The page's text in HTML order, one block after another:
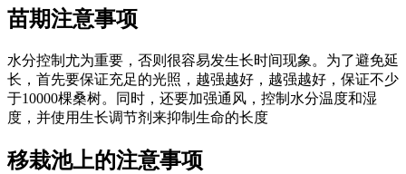
苗期注意事项
水分控制尤为重要，否则很容易发生长时间现象。为了避免延
长，首先要保证充足的光照，越强越好，越强越好，保证不少
于10000棵桑树。同时，还要加强通风，控制水分温度和湿
度，并使用生长调节剂来抑制生命的长度
移栽池上的注意事项